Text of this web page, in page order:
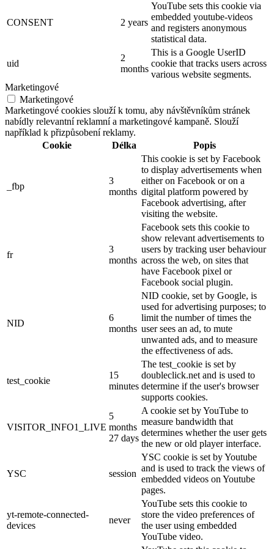
CONSENT 2 years
YouTube sets this cookie via
embedded youtube-videos
and registers anonymous
statistical data.
uid
2
months
This is a Google UserID
cookie that tracks users across
various website segments.
Marketingové
Marketingové
Marketingové cookies slouží k tomu, aby návštěvníkům stránek
nabídly relevantní reklamní a marketingové kampaně. Slouží
například k přizpůsobení reklamy.
Cookie
Délka Popis
_fbp
3
months
This cookie is set by Facebook
to display advertisements when
either on Facebook or on a
digital platform powered by
Facebook advertising, after
visiting the website.
fr
3
months
Facebook sets this cookie to
show relevant advertisements to
users by tracking user behaviour
across the web, on sites that
have Facebook pixel or
Facebook social plugin.
NID
6
months
NID cookie, set by Google, is
used for advertising purposes; to
limit the number of times the
user sees an ad, to mute
unwanted ads, and to measure
the effectiveness of ads.
test_cookie
15
minutes
The test_cookie is set by
doubleclick.net and is used to
determine if the user's browser
supports cookies.
VISITOR_INFO1_LIVE
5
months
27 days
A cookie set by YouTube to
measure bandwidth that
determines whether the user gets
the new or old player interface.
YSC session
YSC cookie is set by Youtube
and is used to track the views of
embedded videos on Youtube
pages.
yt-remote-connected-
devices
never
YouTube sets this cookie to
store the video preferences of
the user using embedded
YouTube video.